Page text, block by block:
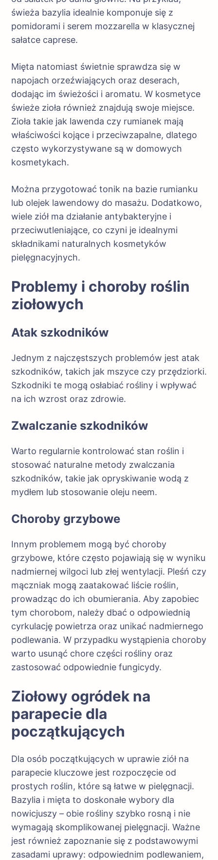
świeża bazylia idealnie komponuje się z
pomidorami i serem mozzarella w klasycznej
sałatce caprese.
Mięta natomiast świetnie sprawdza się w
napojach orzeźwiających oraz deserach,
dodając im świeżości i aromatu. W kosmetyce
świeże zioła również znajdują swoje miejsce.
Zioła takie jak lawenda czy rumianek mają
właściwości kojące i przeciwzapalne, dlatego
często wykorzystywane są w domowych
kosmetykach.
Można przygotować tonik na bazie rumianku
lub olejek lawendowy do masażu. Dodatkowo,
wiele ziół ma działanie antybakteryjne i
przeciwutleniające, co czyni je idealnymi
składnikami naturalnych kosmetyków
pielęgnacyjnych.
Problemy i choroby roślin
ziołowych
Atak szkodników
Jednym z najczęstszych problemów jest atak
szkodników, takich jak mszyce czy przędziorki.
Szkodniki te mogą osłabiać rośliny i wpływać
na ich wzrost oraz zdrowie.
Zwalczanie szkodników
Warto regularnie kontrolować stan roślin i
stosować naturalne metody zwalczania
szkodników, takie jak opryskiwanie wodą z
mydłem lub stosowanie oleju neem.
Choroby grzybowe
Innym problemem mogą być choroby
grzybowe, które często pojawiają się w wyniku
nadmiernej wilgoci lub złej wentylacji. Pleśń czy
mączniak mogą zaatakować liście roślin,
prowadząc do ich obumierania. Aby zapobiec
tym chorobom, należy dbać o odpowiednią
cyrkulację powietrza oraz unikać nadmiernego
podlewania. W przypadku wystąpienia choroby
warto usunąć chore części rośliny oraz
zastosować odpowiednie fungicydy.
Ziołowy ogródek na
parapecie dla
początkujących
Dla osób początkujących w uprawie ziół na
parapecie kluczowe jest rozpoczęcie od
prostych roślin, które są łatwe w pielęgnacji.
Bazylia i mięta to doskonałe wybory dla
nowicjuszy – obie rośliny szybko rosną i nie
wymagają skomplikowanej pielęgnacji. Ważne
jest również zapoznanie się z podstawowymi
zasadami uprawy: odpowiednim podlewaniem,